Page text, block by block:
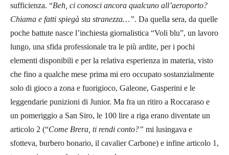
sufficienza. “Beh, ci conosci ancora qualcuno all’aeroporto?
Chiama e fatti spiegà sta stranezza…”. Da quella sera, da quelle
poche battute nasce l’inchiesta giornalistica “Voli blu”, un lavoro
lungo, una sfida professionale tra le più ardite, per i pochi
elementi disponibili e per la relativa esperienza in materia, visto
che fino a qualche mese prima mi ero occupato sostanzialmente
solo di gioco a zona e fuorigioco, Galeone, Gasperini e le
leggendarie punizioni di Junior. Ma fra un ritiro a Roccaraso e
un pomeriggio a San Siro, le 100 lire a riga erano diventate un
articolo 2 (“Come Brera, ti rendi conto?” mi lusingava e
sfotteva, burbero bonario, il cavalier Carbone) e infine articolo 1,